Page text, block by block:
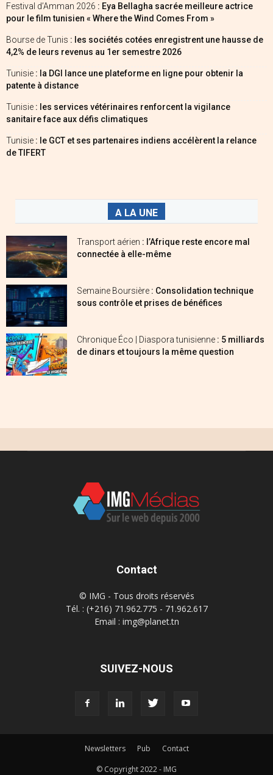
Festival d’Amman 2026 : Eya Bellagha sacrée meilleure actrice
pour le film tunisien « Where the Wind Comes From »
Bourse de Tunis : les sociétés cotées enregistrent une hausse de
4,2% de leurs revenus au 1er semestre 2026
Tunisie : la DGI lance une plateforme en ligne pour obtenir la
patente à distance
Tunisie : les services vétérinaires renforcent la vigilance
sanitaire face aux défis climatiques
Tunisie : le GCT et ses partenaires indiens accélèrent la relance
de TIFERT
A LA UNE
Transport aérien : l’Afrique reste encore mal
connectée à elle-même
Semaine Boursière : Consolidation technique
sous contrôle et prises de bénéfices
Chronique Éco | Diaspora tunisienne : 5 milliards
de dinars et toujours la même question
Contact
© IMG - Tous droits réservés
Tél. : (+216) 71.962.775 - 71.962.617
Email : img@planet.tn
SUIVEZ-NOUS
Newsletters Pub
Contact
© Copyright 2022 - IMG